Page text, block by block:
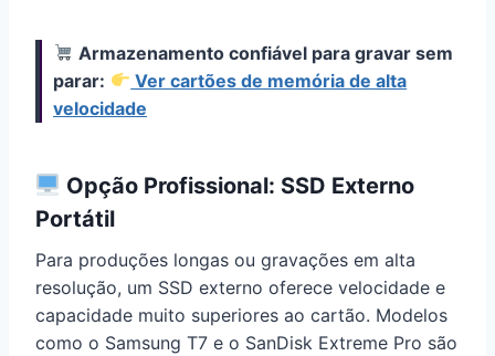
Armazenamento confiável para gravar sem
parar:
Ver cartões de memória de alta
velocidade
Opção Profissional: SSD Externo
Portátil
Para produções longas ou gravações em alta
resolução, um SSD externo oferece velocidade e
capacidade muito superiores ao cartão. Modelos
como o Samsung T7 e o SanDisk Extreme Pro são